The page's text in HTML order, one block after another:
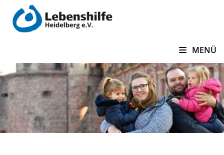
zum Inhalt springen
MENÜ